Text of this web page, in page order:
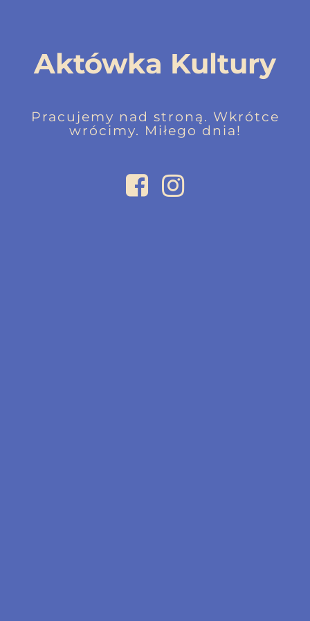
Aktówka Kultury
Pracujemy nad stroną. Wkrótce
wrócimy. Miłego dnia!